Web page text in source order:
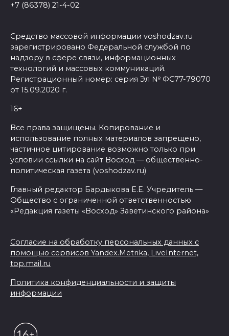
+7 (86378) 21-4-02.
Средство массовой информации voshodzav.ru
зарегистрировано Федеральной службой по
надзору в сфере связи, информационных
технологий и массовых коммуникаций.
Регистрационный номер: серия Эл № ФС77-79070
от 15.09.2020 г.
16+
Все права защищены. Копирование и
использование полных материалов запрещено,
частичное цитирование возможно только при
условии ссылки на сайт Восход — общественно-
политическая газета (voshodzav.ru)
Главный редактор Бардыкова Е.Е. Учредитель —
Общество с ограниченной ответственностью
«Редакция газеты «Восход» Заветинского района»
Согласие на обработку персональных данных с
помощью сервисов Yandex.Metrika, LiveInternet,
top.mail.ru
Политика конфиденциальности и защиты
информации